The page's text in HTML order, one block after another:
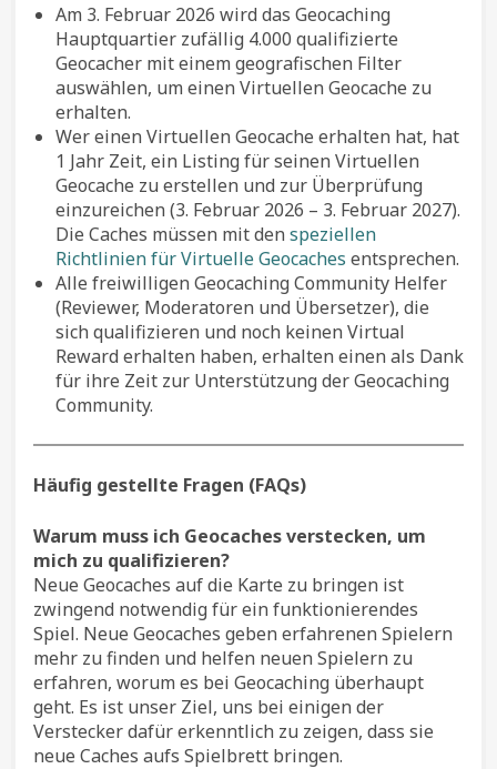
Am 3. Februar 2026 wird das Geocaching
Hauptquartier zufällig 4.000 qualifizierte
Geocacher mit einem geografischen Filter
auswählen, um einen Virtuellen Geocache zu
erhalten.
Wer einen Virtuellen Geocache erhalten hat, hat
1 Jahr Zeit, ein Listing für seinen Virtuellen
Geocache zu erstellen und zur Überprüfung
einzureichen (3. Februar 2026 – 3. Februar 2027).
Die Caches müssen mit den speziellen
Richtlinien für Virtuelle Geocaches entsprechen.
Alle freiwilligen Geocaching Community Helfer
(Reviewer, Moderatoren und Übersetzer), die
sich qualifizieren und noch keinen Virtual
Reward erhalten haben, erhalten einen als Dank
für ihre Zeit zur Unterstützung der Geocaching
Community.
Häufig gestellte Fragen (FAQs)
Warum muss ich Geocaches verstecken, um
mich zu qualifizieren?
Neue Geocaches auf die Karte zu bringen ist
zwingend notwendig für ein funktionierendes
Spiel. Neue Geocaches geben erfahrenen Spielern
mehr zu finden und helfen neuen Spielern zu
erfahren, worum es bei Geocaching überhaupt
geht. Es ist unser Ziel, uns bei einigen der
Verstecker dafür erkenntlich zu zeigen, dass sie
neue Caches aufs Spielbrett bringen.